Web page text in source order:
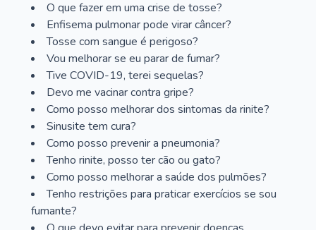
O que fazer em uma crise de tosse?
Enfisema pulmonar pode virar câncer?
Tosse com sangue é perigoso?
Vou melhorar se eu parar de fumar?
Tive COVID-19, terei sequelas?
Devo me vacinar contra gripe?
Como posso melhorar dos sintomas da rinite?
Sinusite tem cura?
Como posso prevenir a pneumonia?
Tenho rinite, posso ter cão ou gato?
Como posso melhorar a saúde dos pulmões?
Tenho restrições para praticar exercícios se sou
fumante?